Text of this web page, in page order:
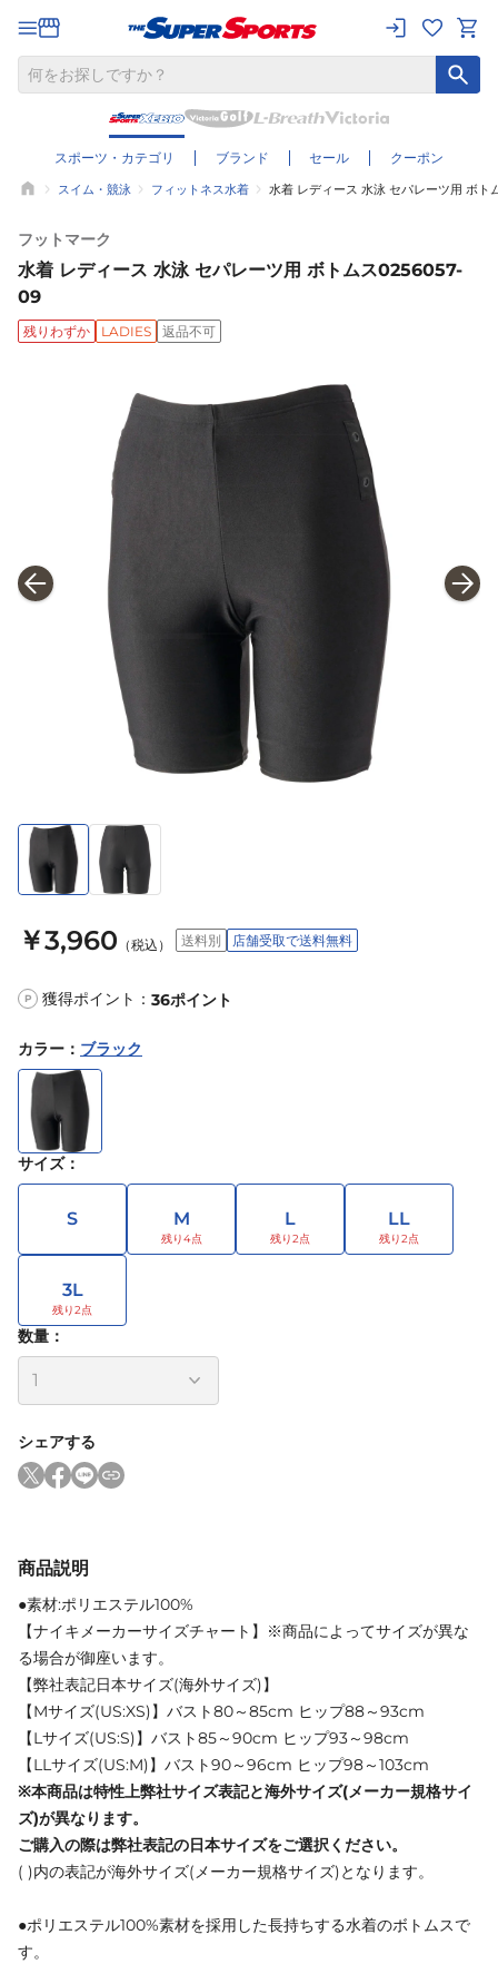
スポーツ・カテゴリ ブランド セール クーポン
スイム・競泳 フィットネス水着 水着 レディース 水泳 セパレーツ用 ボト
フットマーク
水着 レディース 水泳 セパレーツ用 ボトムス0256057-
09
残りわずか LADIES 返品不可
￥3,960 （税込） 送料別 店舗受取で送料無料
P 獲得ポイント： 36ポイント
カラー ： ブラック
サイズ：
S M L LL
3L
数量：
シェアする
商品説明
●素材:ポリエステル100%
【ナイキメーカーサイズチャート】※商品によってサイズが異な
る場合が御座います。
【弊社表記日本サイズ(海外サイズ)】
【Mサイズ(US:XS)】バスト80～85cm ヒップ88～93cm
【Lサイズ(US:S)】バスト85～90cm ヒップ93～98cm
【LLサイズ(US:M)】バスト90～96cm ヒップ98～103cm
※本商品は特性上弊社サイズ表記と海外サイズ(メーカー規格サイ
ズ)が異なります。
ご購入の際は弊社表記の日本サイズをご選択ください。
( )内の表記が海外サイズ(メーカー規格サイズ)となります。
●ポリエステル100%素材を採用した長持ちする水着のボトムスで
す。